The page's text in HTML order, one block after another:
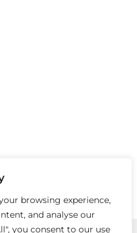
browsing experience,
and analyse our
you consent to our use